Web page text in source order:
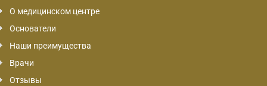
О медицинском центре
Основатели
Наши преимущества
Врачи
Отзывы